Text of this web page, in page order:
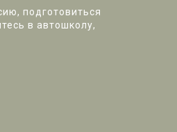
подготовиться
в автошколу,